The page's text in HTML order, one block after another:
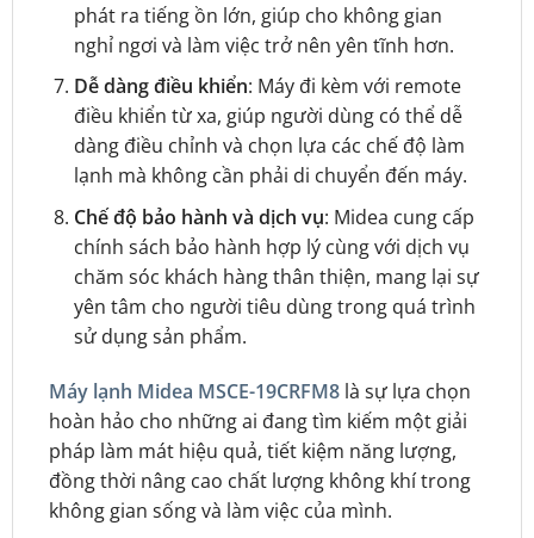
phát ra tiếng ồn lớn, giúp cho không gian
nghỉ ngơi và làm việc trở nên yên tĩnh hơn.
Dễ dàng điều khiển: Máy đi kèm với remote
điều khiển từ xa, giúp người dùng có thể dễ
dàng điều chỉnh và chọn lựa các chế độ làm
lạnh mà không cần phải di chuyển đến máy.
Chế độ bảo hành và dịch vụ: Midea cung cấp
chính sách bảo hành hợp lý cùng với dịch vụ
chăm sóc khách hàng thân thiện, mang lại sự
yên tâm cho người tiêu dùng trong quá trình
sử dụng sản phẩm.
Máy lạnh Midea MSCE-19CRFM8là sự lựa chọn
hoàn hảo cho những ai đang tìm kiếm một giải
pháp làm mát hiệu quả, tiết kiệm năng lượng,
đồng thời nâng cao chất lượng không khí trong
không gian sống và làm việc của mình.